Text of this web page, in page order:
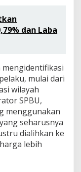
dan Laba
mengidentifikasi
mulai dari
wilayah
SPBU,
menggunakan
seharusnya
dialihkan ke
lebih